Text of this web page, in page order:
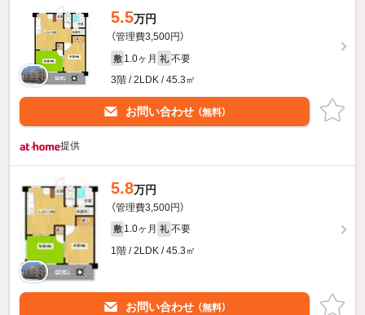
5.5万円
（管理費3,500円）
敷 1.0ヶ月 礼 不要
3階 / 2LDK / 45.3㎡
お問い合わせ （無料）
提供
5.8万円
（管理費3,500円）
敷 1.0ヶ月 礼 不要
1階 / 2LDK / 45.3㎡
お問い合わせ （無料）